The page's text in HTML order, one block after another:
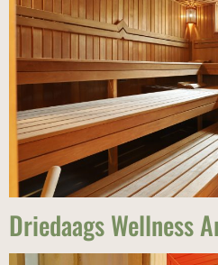
Driedaags Wellness